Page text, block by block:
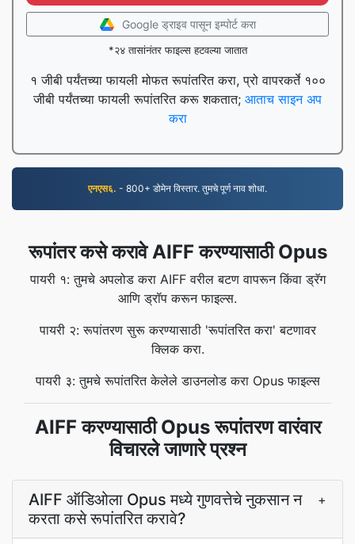
Google ड्राइव पासून इम्पोर्ट करा
*२४ तासांनंतर फाइल्स हटवल्या जातात
१ जीबी पर्यंतच्या फायली मोफत रूपांतरित करा, प्रो वापरकर्ते १००
जीबी पर्यंतच्या फायली रूपांतरित करू शकतात; आताच साइन अप
करा
एनएस६. - 800+ डोमेन विस्तार. तुमचे पूर्ण नाव शोधा.
रूपांतर कसे करावे AIFF करण्यासाठी Opus
पायरी १: तुमचे अपलोड करा AIFF वरील बटण वापरून किंवा ड्रॅग
आणि ड्रॉप करून फाइल्स.
पायरी २: रूपांतरण सुरू करण्यासाठी 'रूपांतरित करा' बटणावर
क्लिक करा.
पायरी ३: तुमचे रूपांतरित केलेले डाउनलोड करा Opus फाइल्स
AIFF करण्यासाठी Opus रूपांतरण वारंवार
विचारले जाणारे प्रश्न
AIFF ऑडिओला Opus मध्ये गुणवत्तेचे नुकसान न
करता कसे रूपांतरित करावे?
+